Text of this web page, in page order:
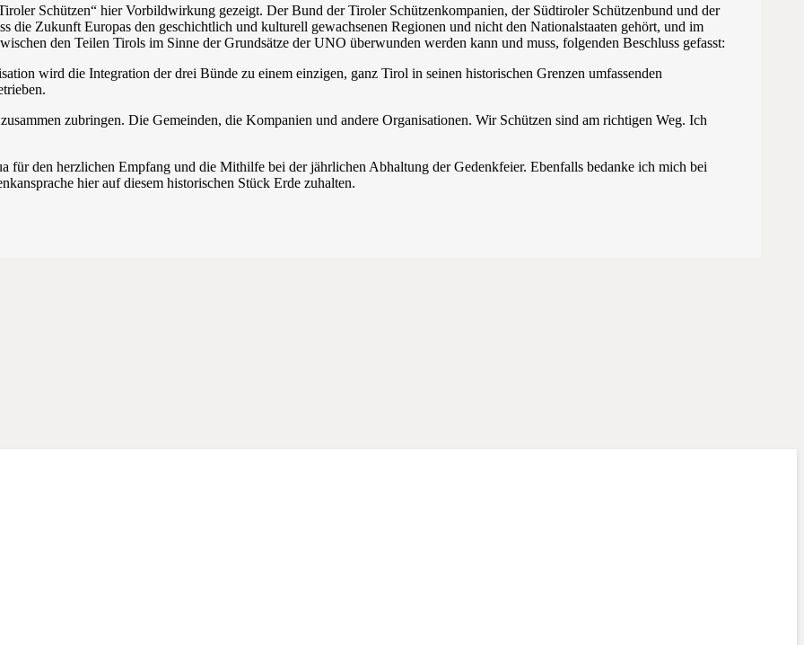
Schützen“ hier Vorbildwirkung gezeigt. Der Bund der Tiroler Schützenkompanien, der Südtiroler Schützenbund und der
die Zukunft Europas den geschichtlich und kulturell gewachsenen Regionen und nicht den Nationalstaaten gehört, und im
den Teilen Tirols im Sinne der Grundsätze der UNO überwunden werden kann und muss, folgenden Beschluss gefasst:
wird die Integration der drei Bünde zu einem einzigen, ganz Tirol in seinen historischen Grenzen umfassenden
zubringen. Die Gemeinden, die Kompanien und andere Organisationen. Wir Schützen sind am richtigen Weg. Ich
für den herzlichen Empfang und die Mithilfe bei der jährlichen Abhaltung der Gedenkfeier. Ebenfalls bedanke ich mich bei
hier auf diesem historischen Stück Erde zuhalten.